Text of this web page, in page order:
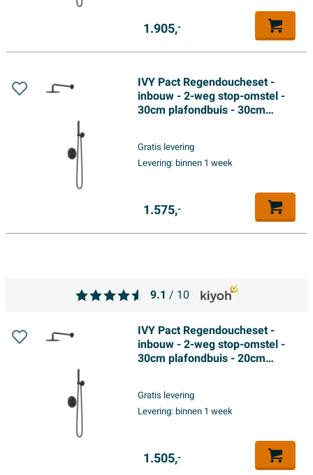
1.905,-
IVY Pact Regendoucheset -
inbouw - 2-weg stop-omstel -
30cm plafondbuis - 30cm
doucheslang - 3-standen
handdouche - Mat zwart PED
Gratis levering
Levering:binnen 1 week
1.575,-
IVY Pact Regendoucheset -
inbouw - 2-weg stop-omstel -
30cm plafondbuis - 20cm
doucheslang - satin spray
handdouche - Mat zwart PED
Gratis levering
Levering:binnen 1 week
1.505,-
9.1 / 10